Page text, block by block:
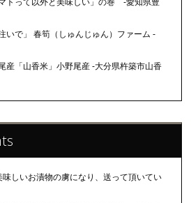
トって以外と美味しい」の巻 -愛知県豊
いで」 春筍（しゅんじゅん）ファーム -
産「山香米」小野尾産 -大分県杵築市山香
味しいお漬物の虜になり、送って頂いてい